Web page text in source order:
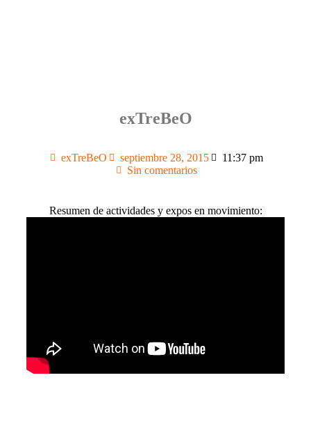
exTreBeO
exTreBeO septiembre 28, 2015
11:37 pm
Sin comentarios
Resumen de actividades y expos en movimiento: